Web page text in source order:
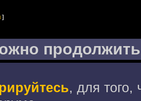
]
продолжить
, для того,